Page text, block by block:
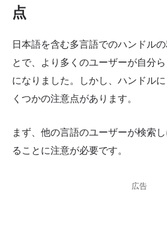
点
日本語を含む多言語でのハンドル
とで、より多くのユーザーが自分
になりました。しかし、ハンドル
くつかの注意点があります。
まず、他の言語のユーザーが検索
ることに注意が必要です。
広告